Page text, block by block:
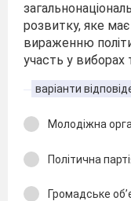
розвитку, яке
вираженню
участь у виборах
варіанти
Молодіжна
Політична
Громадське